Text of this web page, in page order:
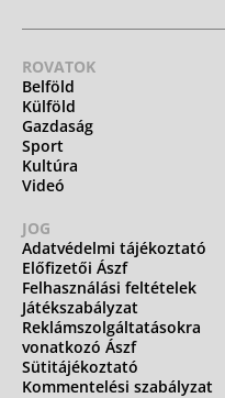
ROVATOK
Belföld
Külföld
Gazdaság
Sport
Kultúra
Videó
JOG
Adatvédelmi tájékoztató
Előfizetői Ászf
Felhasználási feltételek
Játékszabályzat
Reklámszolgáltatásokra
vonatkozó Ászf
Sütitájékoztató
Kommentelési szabályzat